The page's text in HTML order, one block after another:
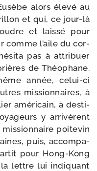
alors éle­vé au
et qui, ce jour-​là
et lais­sé pour
comme l’aile du cor­
pas à attri­buer
de Théo­phane.
année, celui-​ci
mis­sion­naires, à
amé­ri­cain, à des­ti­
y arri­vèrent
poi­te­vin
puis, accom­pa­
pour Hong-​Kong
lettre lui indi­quant